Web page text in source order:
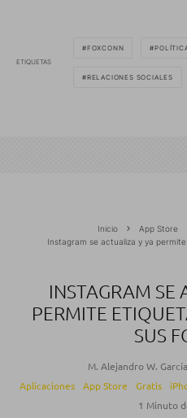
ETIQUETAS
FOXCONN
RELACIONES SOCIALES
Inicio App Store
Instagram se actualiza y ya
INSTAGRAM SE
PERMITE
SUS
M. Alejandro W.
Aplicaciones
App Store Gratis
1 Minuto